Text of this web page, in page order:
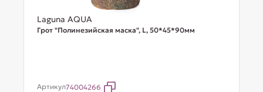
Laguna AQUA
Грот "Полинезийская маска", L, 50*45*90мм
Артикул74004266